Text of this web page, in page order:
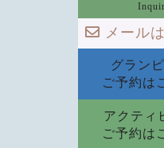
メール
グラン
ご予約は
アクティ
ご予約は